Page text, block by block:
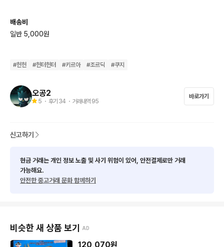
감사합니다
배송비
일반 5,000원
#헌헌 #헌터헌터 #키르아 #조르딕 #쿠지
오공2
5 ・ 후기 34 ・ 거래내역 95
바로가기
신고하기
현금 거래는 개인 정보 노출 및 사기 위험이 있어, 안전결제로만 거래
가능해요.
안전한 중고거래 문화 함께하기
비슷한 새 상품 보기 AD
120,070원